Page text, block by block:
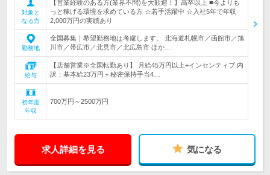
対象と
なる方
【営業経験のある方(業界不問)を大歓迎！】高卒以上 ■今よりも
っと稼げる環境を求めている方 ☆若手活躍中 ☆入社5年で年収
2,000万円の実績あり
勤務地
全国募集｜希望勤務地は考慮します。 北海道札幌市／函館市／旭
川市／帯広市／北見市／北広島市 ほか…
給与
【店舗営業※全国転勤あり】 月給45万円以上+インセンティブ 内
訳：基本給23万円＋秘密保持手当4…
初年度
年収
700万円～2500万円
求人詳細を見る 気になる